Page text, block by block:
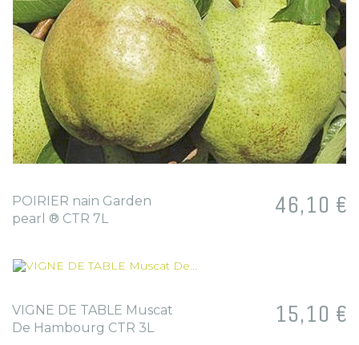
POIRIER nain Garden
pearl ® CTR 7L
Prix
46,10 €
VIGNE DE TABLE Muscat
De Hambourg CTR 3L
Prix
15,10 €